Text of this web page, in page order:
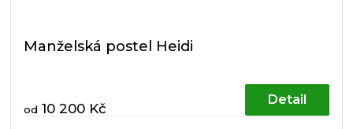
Manželská postel Heidi
od 10 200 Kč
Detail